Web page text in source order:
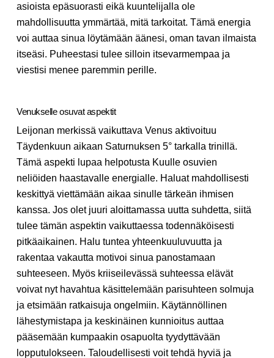
asioista epäsuorasti eikä kuuntelijalla ole
mahdollisuutta ymmärtää, mitä tarkoitat. Tämä energia
voi auttaa sinua löytämään äänesi, oman tavan ilmaista
itseäsi. Puheestasi tulee silloin itsevarmempaa ja
viestisi menee paremmin perille.
Venukselle osuvat aspektit
Leijonan merkissä vaikuttava Venus aktivoituu
Täydenkuun aikaan Saturnuksen 5° tarkalla trinillä.
Tämä aspekti lupaa helpotusta Kuulle osuvien
neliöiden haastavalle energialle. Haluat mahdollisesti
keskittyä viettämään aikaa sinulle tärkeän ihmisen
kanssa. Jos olet juuri aloittamassa uutta suhdetta, siitä
tulee tämän aspektin vaikuttaessa todennäköisesti
pitkäaikainen. Halu tuntea yhteenkuuluvuutta ja
rakentaa vakautta motivoi sinua panostamaan
suhteeseen. Myös kriiseilevässä suhteessa elävät
voivat nyt havahtua käsittelemään parisuhteen solmuja
ja etsimään ratkaisuja ongelmiin. Käytännöllinen
lähestymistapa ja keskinäinen kunnioitus auttaa
pääsemään kumpaakin osapuolta tyydyttävään
lopputulokseen. Taloudellisesti voit tehdä hyviä ja